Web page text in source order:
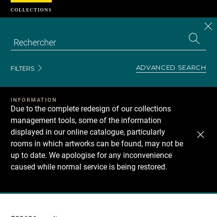
FILTERS ADVANCED SEARCH
INFORMATION
Due to the complete redesign of our collections
management tools, some of the information
displayed in our online catalogue, particularly
rooms in which artworks can be found, may not be
up to date. We apologise for any inconvenience
caused while normal service is being restored.
Recherche
Cookies management panel